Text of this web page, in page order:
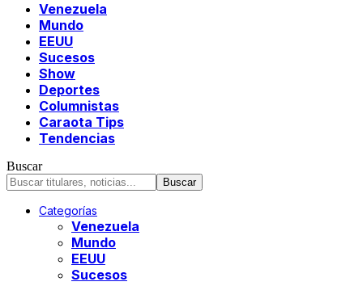
Venezuela
Mundo
EEUU
Sucesos
Show
Deportes
Columnistas
Caraota Tips
Tendencias
Buscar
Categorías
Venezuela
Mundo
EEUU
Sucesos